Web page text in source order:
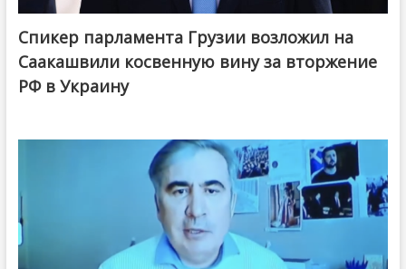
Спикер парламента Грузии возложил на
Саакашвили косвенную вину за вторжение
РФ в Украину